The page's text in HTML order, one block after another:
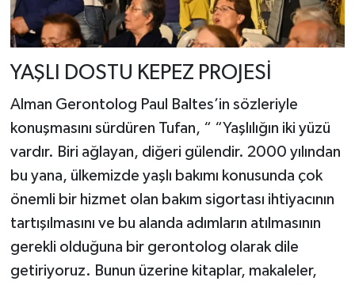
YAŞLI DOSTU KEPEZ PROJESİ
Alman Gerontolog Paul Baltes’in sözleriyle
konuşmasını sürdüren Tufan, “ “Yaşlılığın iki yüzü
vardır. Biri ağlayan, diğeri gülendir. 2000 yılından
bu yana, ülkemizde yaşlı bakımı konusunda çok
önemli bir hizmet olan bakım sigortası ihtiyacının
tartışılmasını ve bu alanda adımların atılmasının
gerekli olduğuna bir gerontolog olarak dile
getiriyoruz. Bunun üzerine kitaplar, makaleler,